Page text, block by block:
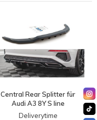
Central Rear Splitter für
Audi A3 8Y S line
Sportback
Deliverytime